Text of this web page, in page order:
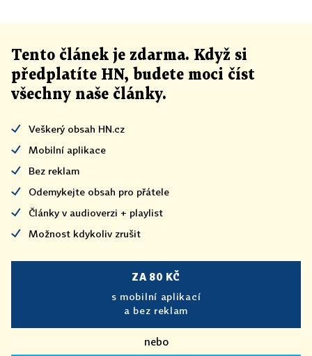
Tento článek je zdarma. Když si
předplatíte HN, budete moci číst
všechny naše články.
Veškerý obsah HN.cz
Mobilní aplikace
Bez reklam
Odemykejte obsah pro přátele
Články v audioverzi + playlist
Možnost kdykoliv zrušit
ZA 80 KČ
s mobilní aplikací
a bez reklam
nebo